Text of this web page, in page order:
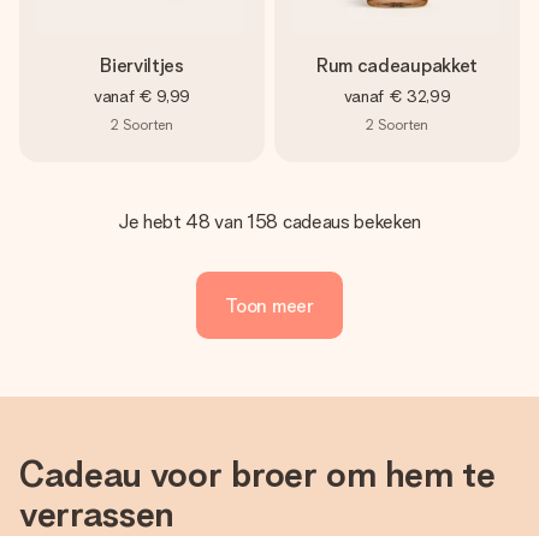
Bierviltjes
vanaf € 9,99
2 Soorten
Rum cadeaupakket
vanaf € 32,99
2 Soorten
Je hebt 48 van 158 cadeaus bekeken
Toon meer
Cadeau voor broer om hem te
verrassen